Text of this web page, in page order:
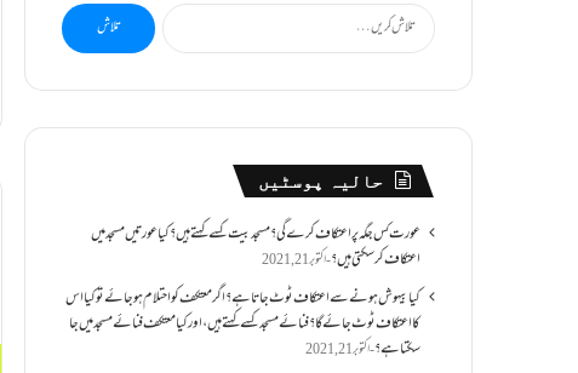
تلاش
کریں
حالیہ پوسٹیں
عورت کس جگہ پر اعتکاف کرے گی؟مسجد بیت کسے کہتے ہیں؟کیا عورتیں مسجد میں
اعتکاف کر سکتی ہیں؟ اکتوبر 21, 2021
کیا بیہوش ہونے سے اعتکاف ٹوٹ جاتا ہے؟ اگر معتکف کو احتلام ہو جائے تو کیا اس
کا اعتکاف ٹوٹ جائے گا؟فنائے مسجد کسے کہتے ہیں ، اور کیا معتکف فنائے مسجد میں جا
سکتا ہے؟ اکتوبر 21, 2021